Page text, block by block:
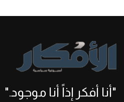
"أنا أفكر إذاً أنا موجود."